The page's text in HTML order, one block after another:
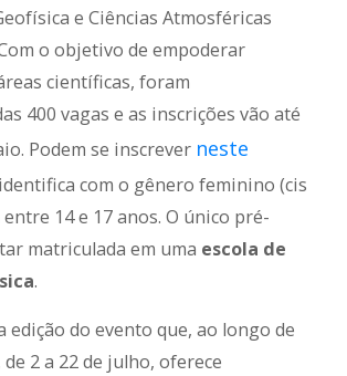
e Ciências Atmosféricas
o objetivo de empoderar
científicas, foram
400 vagas e as inscrições vão até
Podem se inscrever neste
com o gênero feminino (cis
14 e 17 anos. O único pré-
matriculada em uma escola de
.
edição do evento que, ao longo de
2 a 22 de julho, oferece